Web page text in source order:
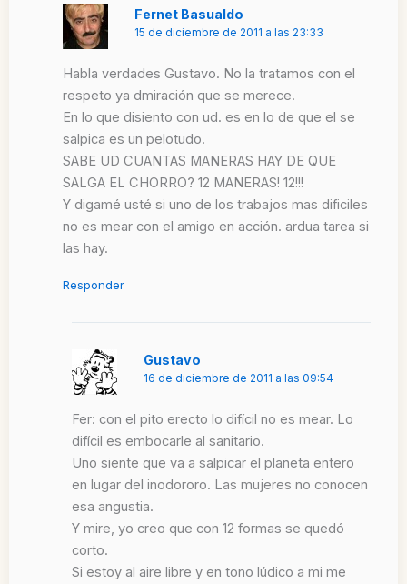
Fernet Basualdo
15 de diciembre de 2011 a las 23:33
Habla verdades Gustavo. No la tratamos con el
respeto ya dmiración que se merece.
En lo que disiento con ud. es en lo de que el se
salpica es un pelotudo.
SABE UD CUANTAS MANERAS HAY DE QUE
SALGA EL CHORRO? 12 MANERAS! 12!!!
Y digamé usté si uno de los trabajos mas dificiles
no es mear con el amigo en acción. ardua tarea si
las hay.
Responder
Gustavo
16 de diciembre de 2011 a las 09:54
Fer: con el pito erecto lo difícil no es mear. Lo
difícil es embocarle al sanitario.
Uno siente que va a salpicar el planeta entero
en lugar del inodororo. Las mujeres no conocen
esa angustia.
Y mire, yo creo que con 12 formas se quedó
corto.
Si estoy al aire libre y en tono lúdico a mi me